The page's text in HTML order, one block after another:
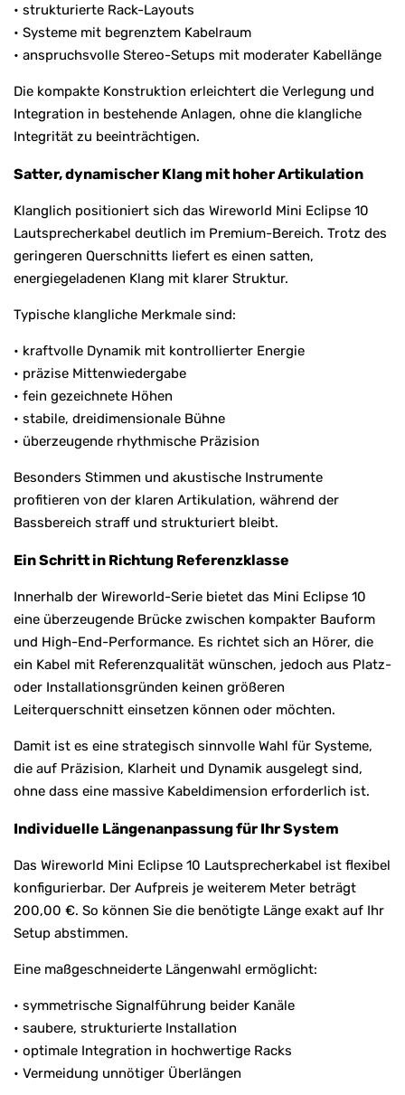
• strukturierte Rack-Layouts
• Systeme mit begrenztem Kabelraum
• anspruchsvolle Stereo-Setups mit moderater Kabellänge
Die kompakte Konstruktion erleichtert die Verlegung und
Integration in bestehende Anlagen, ohne die klangliche
Integrität zu beeinträchtigen.
Satter, dynamischer Klang mit hoher Artikulation
Klanglich positioniert sich das Wireworld Mini Eclipse 10
Lautsprecherkabel deutlich im Premium-Bereich. Trotz des
geringeren Querschnitts liefert es einen satten,
energiegeladenen Klang mit klarer Struktur.
Typische klangliche Merkmale sind:
• kraftvolle Dynamik mit kontrollierter Energie
• präzise Mittenwiedergabe
• fein gezeichnete Höhen
• stabile, dreidimensionale Bühne
• überzeugende rhythmische Präzision
Besonders Stimmen und akustische Instrumente
profitieren von der klaren Artikulation, während der
Bassbereich straff und strukturiert bleibt.
Ein Schritt in Richtung Referenzklasse
Innerhalb der Wireworld-Serie bietet das Mini Eclipse 10
eine überzeugende Brücke zwischen kompakter Bauform
und High-End-Performance. Es richtet sich an Hörer, die
ein Kabel mit Referenzqualität wünschen, jedoch aus Platz-
oder Installationsgründen keinen größeren
Leiterquerschnitt einsetzen können oder möchten.
Damit ist es eine strategisch sinnvolle Wahl für Systeme,
die auf Präzision, Klarheit und Dynamik ausgelegt sind,
ohne dass eine massive Kabeldimension erforderlich ist.
Individuelle Längenanpassung für Ihr System
Das Wireworld Mini Eclipse 10 Lautsprecherkabel ist flexibel
konfigurierbar. Der Aufpreis je weiterem Meter beträgt
200,00 €. So können Sie die benötigte Länge exakt auf Ihr
Setup abstimmen.
Eine maßgeschneiderte Längenwahl ermöglicht:
• symmetrische Signalführung beider Kanäle
• saubere, strukturierte Installation
• optimale Integration in hochwertige Racks
• Vermeidung unnötiger Überlängen